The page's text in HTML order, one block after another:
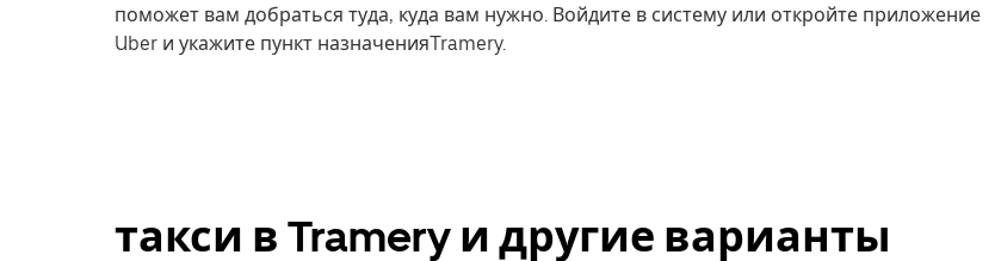
поможет вам добраться туда, куда вам нужно. Войдите в систему или откройте приложение
Uber и укажите пункт назначенияTramery.
такси в Tramery и другие варианты